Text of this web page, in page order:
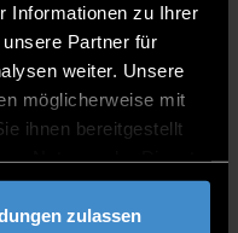
Informationen zu Ihrer
Partner für
weiter. Unsere
möglicherweise mit
ihnen bereitgestellt
zulassen